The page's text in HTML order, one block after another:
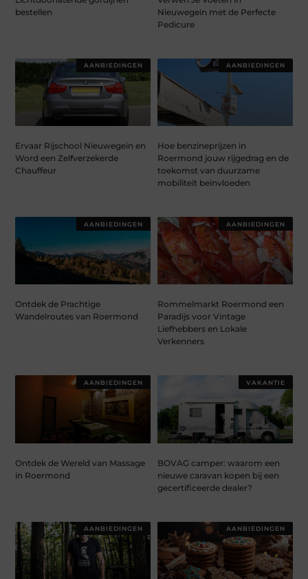
bestellen
Nieuwegein met de Perfecte
Pedicure
AANBIEDINGEN
Ervaar Rijschool Nieuwegein en
Word een Zelfverzekerde
Chauffeur
AANBIEDINGEN
Hoe benzineprijzen in
Roermond jouw rijgedrag en de
toekomst van duurzame
mobiliteit beinvloeden
AANBIEDINGEN
Ontdek de Prachtige
Wandelroutes van Roermond
AANBIEDINGEN
Rommelmarkt Roermond een
Paradijs voor Vintage
Liefhebbers en Lokale
Verkenners
AANBIEDINGEN
Ontdek de Wereld van Massage
in Roermond
VAKANTIE
BOVAG camper: waarom een
nieuwe caravan kopen bij een
gecertificeerde dealer?
AANBIEDINGEN AANBIEDINGEN